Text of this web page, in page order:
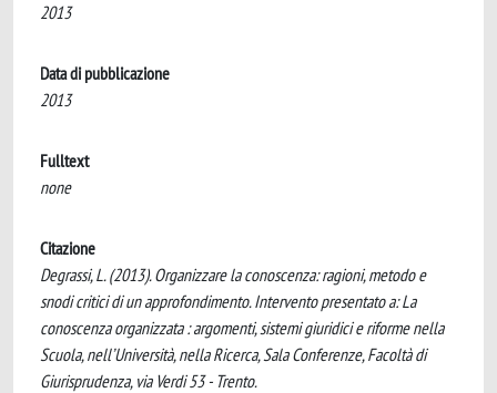
2013
Data di pubblicazione
2013
Fulltext
none
Citazione
Degrassi, L. (2013). Organizzare la conoscenza: ragioni, metodo e
snodi critici di un approfondimento. Intervento presentato a: La
conoscenza organizzata : argomenti, sistemi giuridici e riforme nella
Scuola, nell’Università, nella Ricerca, Sala Conferenze, Facoltà di
Giurisprudenza, via Verdi 53 - Trento.